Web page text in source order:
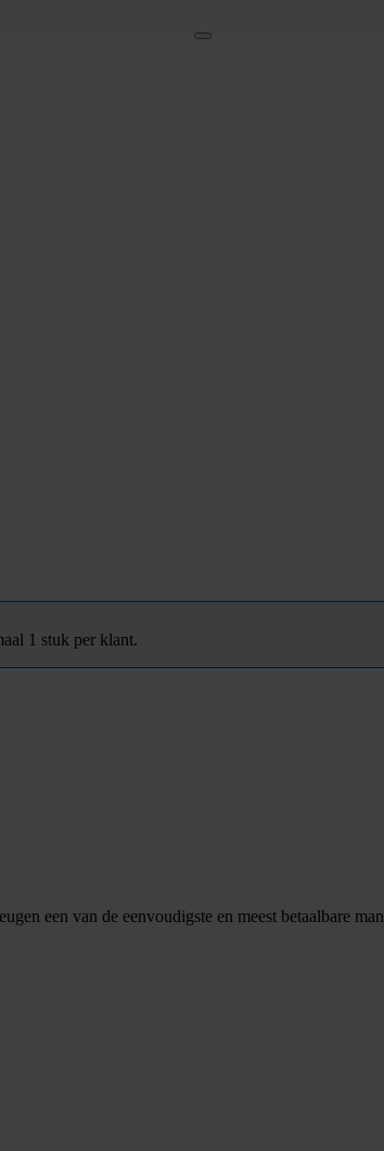
1 stuk per klant.
een van de eenvoudigste en meest betaalbare